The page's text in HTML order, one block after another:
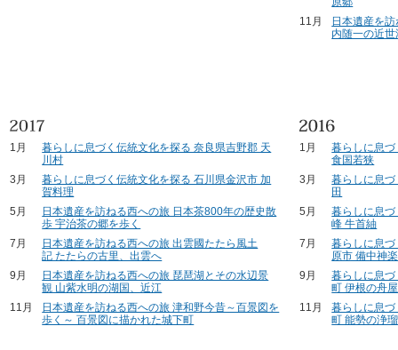
11月
日本遺産を
内随一の近
1月
暮らしに息づく伝統文化を探る 奈良県吉野郡 天
川村
3月
暮らしに息づく伝統文化を探る 石川県金沢市 加
賀料理
5月
日本遺産を訪ねる西への旅 日本茶800年の歴史散
歩 宇治茶の郷を歩く
7月
日本遺産を訪ねる西への旅 出雲國たたら風土
記 たたらの古里、出雲へ
9月
日本遺産を訪ねる西への旅 琵琶湖とその水辺景
観 山紫水明の湖国、近江
11月
日本遺産を訪ねる西への旅 津和野今昔～百景図を
歩く～ 百景図に描かれた城下町
1月
暮らしに息
食国若狭
3月
暮らしに息
田
5月
暮らしに息
峰 牛首紬
7月
暮らしに息
原市 備中神楽
9月
暮らしに息
町 伊根の舟屋
11月
暮らしに息
町 能勢の浄